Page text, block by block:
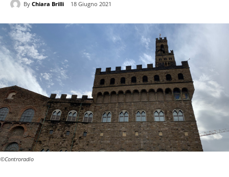
By Chiara Brilli 18 Giugno 2021
©Controradio